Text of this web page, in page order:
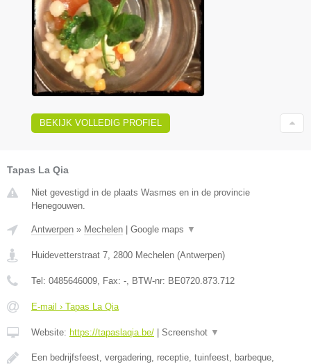
BEKIJK VOLLEDIG PROFIEL
Tapas La Qia
Niet gevestigd in de plaats Wasmes en in de provincie
Henegouwen.
Antwerpen » Mechelen | Google maps ▼
Huidevetterstraat 7 2800 Mechelen (Antwerpen)
Tel: 0485646009 , Fax: - , BTW-nr: BE0720.873.712
E-mail › Tapas La Qia
Website: https://tapaslaqia.be/ | Screenshot ▼
Een bedrijfsfeest, vergadering, receptie, tuinfeest, barbeque,